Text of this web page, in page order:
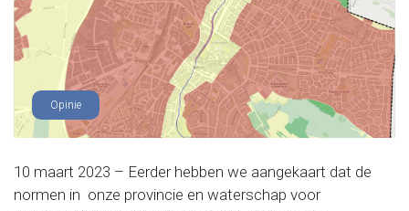
Opinie
10 maart 2023 – Eerder hebben we aangekaart dat de
normen in onze provincie en waterschap voor